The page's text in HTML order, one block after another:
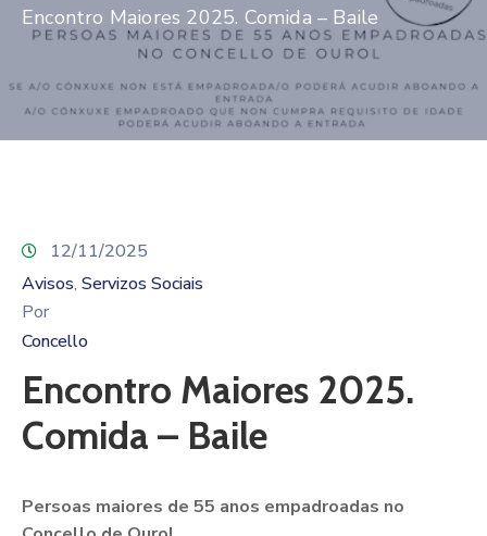
Novas
Encontro Maiores 2025. Comida – Baile
12/11/2025
Avisos‚ Servizos Sociais
Por
Concello
Encontro Maiores 2025.
Comida – Baile
Persoas maiores de 55 anos empadroadas no